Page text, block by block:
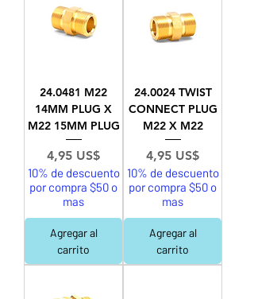
24.0481 M22
14MM PLUG X
M22 15MM PLUG
Precio
4,95 US$
10% de descuento
por compra $50 o
mas
Agregar al
carrito
24.0024 TWIST
CONNECT PLUG
M22 X M22
Precio
4,95 US$
10% de descuento
por compra $50 o
mas
Agregar al
carrito